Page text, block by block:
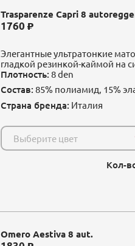
Trasparenze Capri 8
1760
Элегантные ультратонкие
гладкой резинкой-каймой на
Плотность: 8 den
Состав: 85% полиамид, 15%
Страна бренда: Италия
Выберите цвет
Кол-
Omero Aestiva 8 aut.